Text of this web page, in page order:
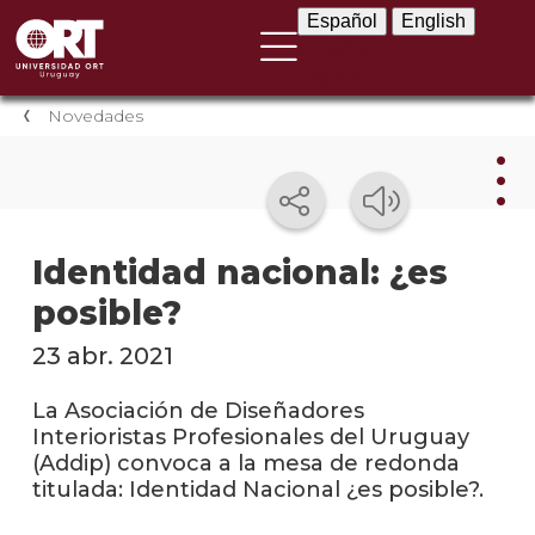
Español English
Novedades
Identidad nacional: ¿es
posible?
23 abr. 2021
La Asociación de Diseñadores
Interioristas Profesionales del Uruguay
(Addip) convoca a la mesa de redonda
titulada: Identidad Nacional ¿es posible?.